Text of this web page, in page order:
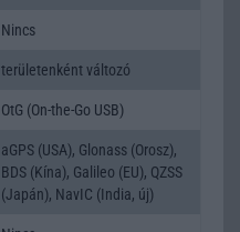
Nincs
területenként változó
OtG (On-the-Go USB)
aGPS (USA), Glonass (Orosz),
BDS (Kína), Galileo (EU), QZSS
(Japán), NavIC (India, új)